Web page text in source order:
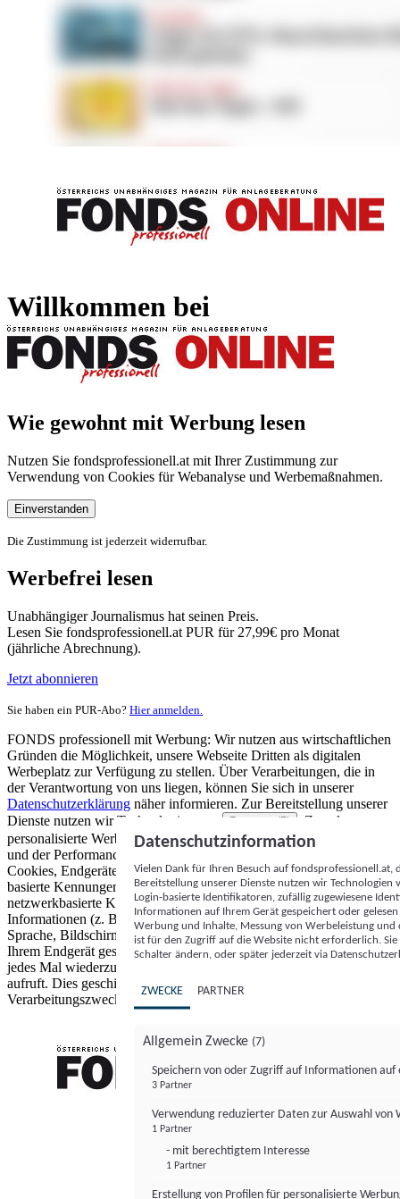
Willkommen bei
Wie gewohnt mit Werbung lesen
Nutzen Sie fondsprofessionell.at mit Ihrer Zustimmung zur
Verwendung von Cookies für Webanalyse und Werbemaßnahmen.
Einverstanden
Die Zustimmung ist jederzeit widerrufbar.
Werbefrei lesen
Unabhängiger Journalismus hat seinen Preis.
Lesen Sie fondsprofessionell.at PUR für 27,99€ pro Monat
(jährliche Abrechnung).
Jetzt abonnieren
Sie haben ein PUR-Abo? Hier anmelden.
FONDS professionell mit Werbung: Wir nutzen aus wirtschaftlichen
Gründen die Möglichkeit, unsere Webseite Dritten als digitalen
Werbeplatz zur Verfügung zu stellen. Über Verarbeitungen, die in
der Verantwortung von uns liegen, können Sie sich in unserer
Datenschutzerklärung näher informieren. Zur Bereitstellung unserer
Dienste nutzen wir Technologien von
Partnern (5)
. Zwecke:
personalisierte Werbung und Inhalte, Messung von Werbeleistung
und der Performance von Inhalten sowie Zielgruppenforschung.
Cookies, Endgeräte- oder ähnliche Online-Kennungen (z. B. login-
basierte Kennungen, zufällig generierte Kennungen,
netzwerkbasierte Kennungen) können zusammen mit anderen
Informationen (z. B. Browsertyp und Browserinformationen,
Sprache, Bildschirmgröße, unterstützte Technologien usw.) auf
Ihrem Endgerät gespeichert oder von dort ausgelesen werden, um es
jedes Mal wiederzuerkennen, wenn es eine App oder einer Webseite
aufruft. Dies geschieht für einen oder mehrere der hier aufgeführten
Verarbeitungszwecke.
Datenschutzinformation
Vielen Dank für Ihren Besuch auf
Bereitstellung unserer Dienste nutzen wir Technologien
Login-basierte Identifikatoren, zufällig zugewiesene
Informationen auf Ihrem Gerät gespeichert oder
Werbung und Inhalte, Messung von Werbeleistung
ist für den Zugriff auf die Website nicht erforderlich.
Schalter ändern, oder später jederzeit via
ZWECKE PARTNER
Allgemein Zwecke (7)
Speichern von oder Zugriff auf Informationen auf
3 Partner
Verwendung reduzierter Daten zur Auswahl von
1 Partner
- mit berechtigtem Interesse
1 Partner
Erstellung von Profilen für personalisierte
FONDS professionell